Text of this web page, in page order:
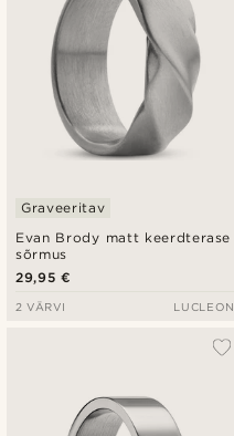
Evan Brody matt keerdterase
sõrmus
Graveeritav
29,95 €
2 VÄRVI LUCLEON